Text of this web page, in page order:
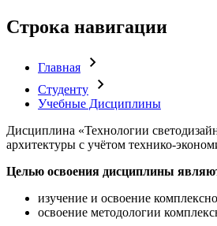
Строка навигации
Главная
Студенту
Учебные Дисциплины
Дисциплина «Технологии
архитектуры с учётом технико-
Целью освоения дисциплины
изучение и освоение
освоение методологии